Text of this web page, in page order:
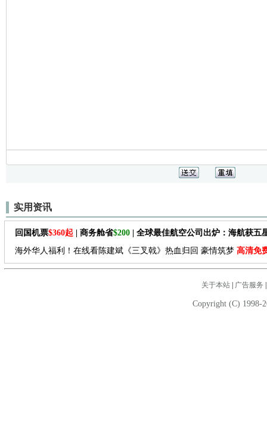
实用资讯
回国机票$360起 | 商务舱省$200 | 全球最佳航空公司出炉：海航获五
海外华人福利！在线看陈建斌《三叉戟》热血归回 豪情筑梦 高清免
关于本站| 广告服务
Copyright (C) 1998-